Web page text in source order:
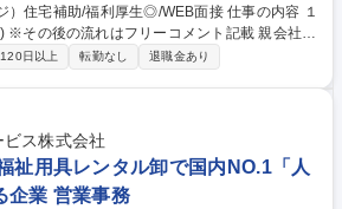
補助/福利厚生◎/WEB面接 仕事の内容 １
※その後の流れはフリーコメント記載 親会社と
働きやすさ◎ サントリーグループの清涼飲料の
の製造ライン設備の運転管理や現場での切替作
性担保、効率化の改善活動や業務標準化の取組
原動工程（電力・排水等）やエンジニアリング
対応・保全・技術スタッフ等)など関連部門への
日以上 転勤なし 退職金あり
ス株式会社
祉用具レンタル卸で国内NO.1「人
企業 営業事務